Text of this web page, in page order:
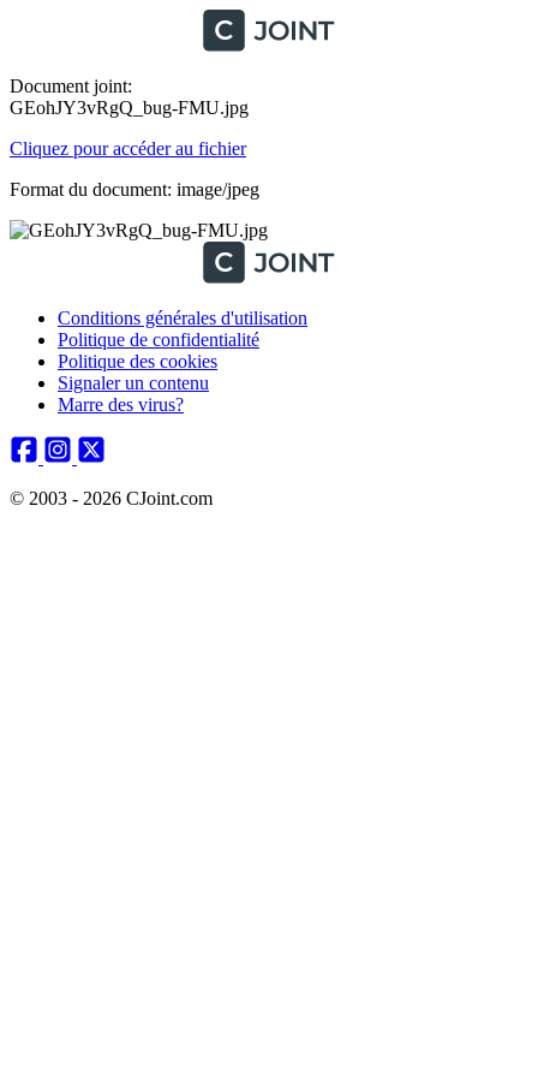
Document joint:
GEohJY3vRgQ_bug-FMU.jpg
Cliquez pour accéder au fichier
Format du document: image/jpeg
Conditions générales d'utilisation
Politique de confidentialité
Politique des cookies
Signaler un contenu
Marre des virus?
© 2003 - 2026 CJoint.com